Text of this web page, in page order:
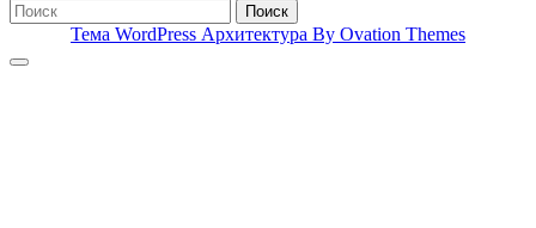
Поиск
Тема WordPress Архитектура By Ovation Themes